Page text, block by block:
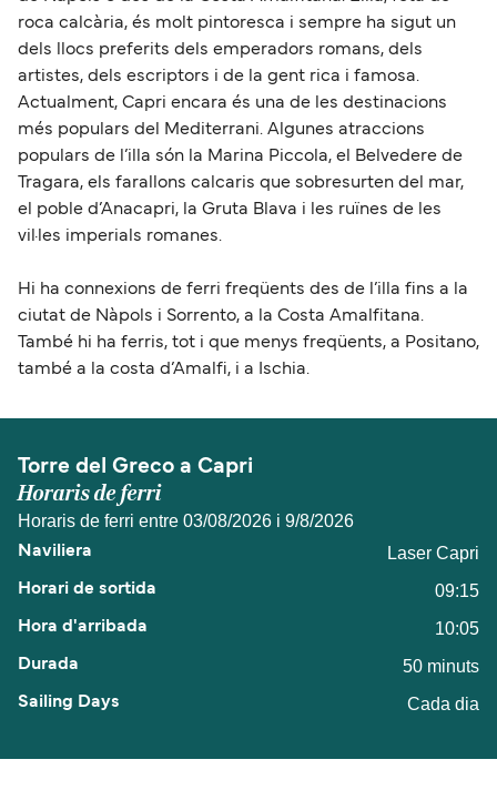
roca calcària, és molt pintoresca i sempre ha sigut un
dels llocs preferits dels emperadors romans, dels
artistes, dels escriptors i de la gent rica i famosa.
Actualment, Capri encara és una de les destinacions
més populars del Mediterrani. Algunes atraccions
populars de l’illa són la Marina Piccola, el Belvedere de
Tragara, els farallons calcaris que sobresurten del mar,
el poble d’Anacapri, la Gruta Blava i les ruïnes de les
vil·les imperials romanes.
Hi ha connexions de ferri freqüents des de l’illa fins a la
ciutat de Nàpols i Sorrento, a la Costa Amalfitana.
També hi ha ferris, tot i que menys freqüents, a Positano,
també a la costa d’Amalfi, i a Ischia.
Torre del Greco a Capri
Horaris de ferri
Horaris de ferri entre 03/08/2026 i 9/8/2026
Laser Capri
09:15
10:05
50 minuts
Cada dia